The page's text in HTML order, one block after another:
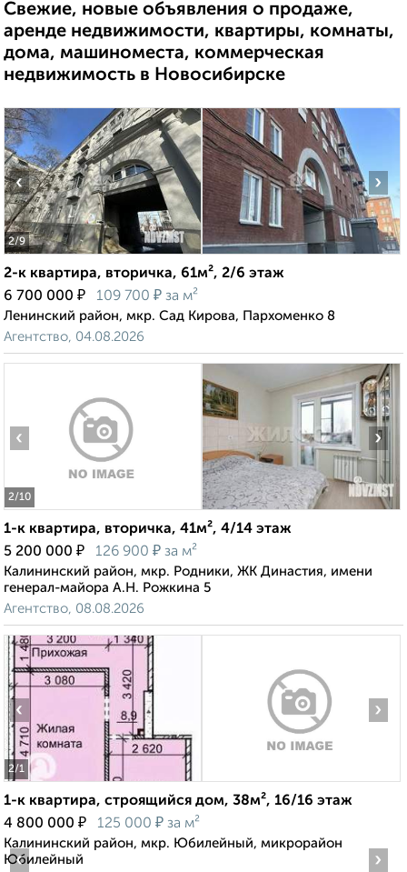
Свежие, новые объявления о продаже,
аренде недвижимости, квартиры, комнаты,
дома, машиноместа, коммерческая
недвижимость в Новосибирске
2/9
‹ ›
2-к квартира, вторичка, 61м², 2/6 этаж
6 700 000 ₽ 109 700 ₽ за м²
Ленинский район, мкр. Сад Кирова, Пархоменко 8
Агентство, 04.08.2026
2/10
‹ ›
1-к квартира, вторичка, 41м², 4/14 этаж
5 200 000 ₽ 126 900 ₽ за м²
Калининский район, мкр. Родники, ЖК Династия, имени
генерал-майора А.Н. Рожкина 5
Агентство, 08.08.2026
2/1
‹ ›
1-к квартира, строящийся дом, 38м², 16/16 этаж
4 800 000 ₽ 125 000 ₽ за м²
Калининский район, мкр. Юбилейный, микрорайон
Юбилейный
‹ ›